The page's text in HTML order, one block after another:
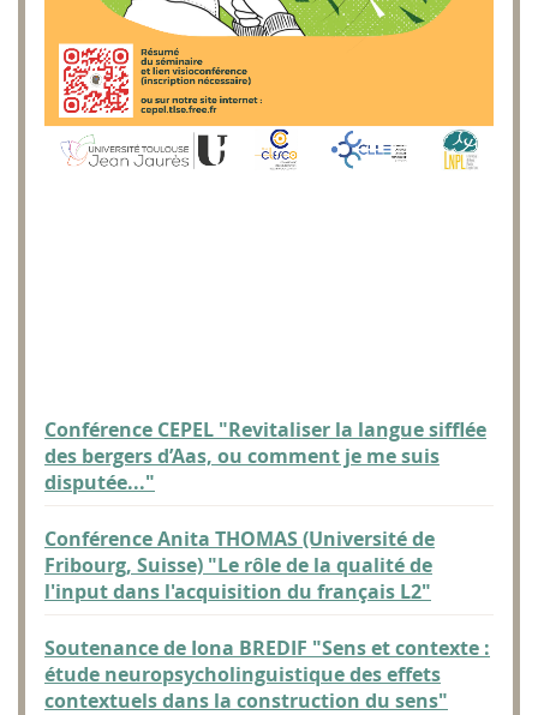
Conférence CEPEL "Revitaliser la langue sifflée
des bergers d’Aas, ou comment je me suis
disputée..."
Conférence Anita THOMAS (Université de
Fribourg, Suisse) "Le rôle de la qualité de
l'input dans l'acquisition du français L2"
Soutenance de Iona BREDIF "Sens et contexte :
étude neuropsycholinguistique des effets
contextuels dans la construction du sens"